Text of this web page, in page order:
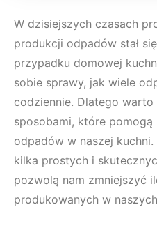
W dzisiejszych czasach
produkcji odpadów stał
przypadku domowej
sobie sprawy, jak wiele
codziennie. Dlatego
sposobami, które
odpadów w naszej
kilka prostych i
pozwolą nam zmniejszyć
produkowanych w